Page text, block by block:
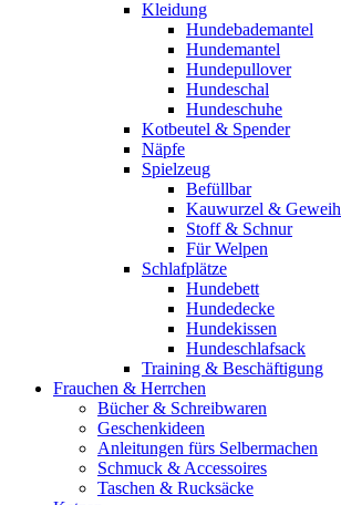
Kleidung
Hundebademantel
Hundemantel
Hundepullover
Hundeschal
Hundeschuhe
Kotbeutel & Spender
Näpfe
Spielzeug
Befüllbar
Kauwurzel & Geweih
Stoff & Schnur
Für Welpen
Schlafplätze
Hundebett
Hundedecke
Hundekissen
Hundeschlafsack
Training & Beschäftigung
Frauchen & Herrchen
Bücher & Schreibwaren
Geschenkideen
Anleitungen fürs Selbermachen
Schmuck & Accessoires
Taschen & Rucksäcke